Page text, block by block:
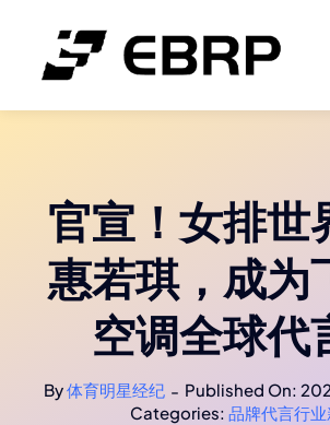
容
官宣！女排世
惠若琪，成为
空调全球代
By体育明星经纪 - Published On:
Categories: 品牌代言行业